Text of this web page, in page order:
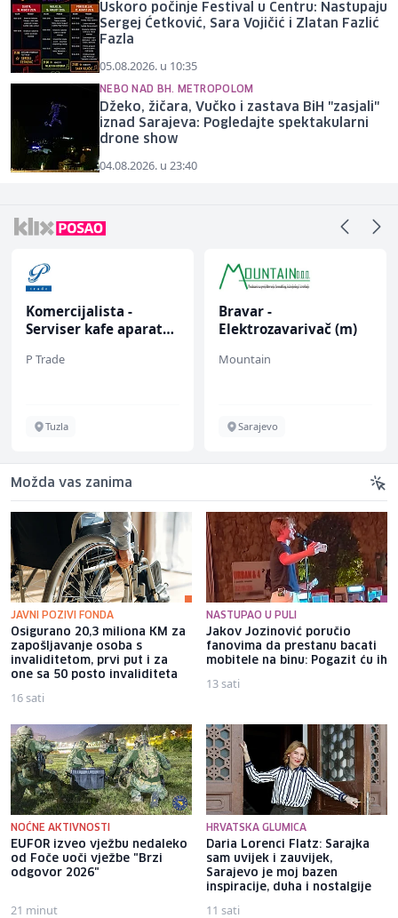
Uskoro počinje Festival u Centru: Nastupaju
Sergej Ćetković, Sara Vojičić i Zlatan Fazlić
Fazla
05.08.2026. u 10:35
NEBO NAD BH. METROPOLOM
Džeko, žičara, Vučko i zastava BiH "zasjali"
iznad Sarajeva: Pogledajte spektakularni
drone show
04.08.2026. u 23:40
Komercijalista -
Serviser kafe aparata
P Trade
Tuzla
Bravar -
Elektrozavarivač (m)
Mountain
Sarajevo
Možda vas zanima
JAVNI POZIVI FONDA
Osigurano 20,3 miliona KM za
zapošljavanje osoba s
invaliditetom, prvi put i za
one sa 50 posto invaliditeta
16 sati
NASTUPAO U PULI
Jakov Jozinović poručio
fanovima da prestanu bacati
mobitele na binu: Pogazit ću ih
13 sati
NOĆNE AKTIVNOSTI
EUFOR izveo vježbu nedaleko
od Foče uoči vježbe "Brzi
odgovor 2026"
21 minut
HRVATSKA GLUMICA
Daria Lorenci Flatz: Sarajka
sam uvijek i zauvijek,
Sarajevo je moj bazen
inspiracije, duha i nostalgije
11 sati